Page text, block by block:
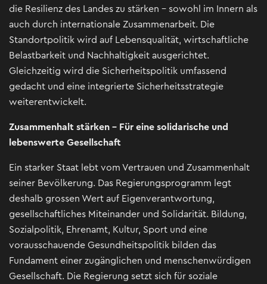
die Resilienz des Landes zu stärken - sowohl im Innern als
auch durch internationale Zusammenarbeit. Die
Standortpolitik wird auf Lebensqualität, wirtschaftliche
Belastbarkeit und Nachhaltigkeit ausgerichtet.
Gleichzeitig wird die Sicherheitspolitik umfassend
gedacht und eine integrierte Sicherheitsstrategie
weiterentwickelt.
Zusammenhalt stärken - Für eine solidarische und
lebenswerte Gesellschaft
Ein starker Staat lebt vom Vertrauen und Zusammenhalt
seiner Bevölkerung. Das Regierungsprogramm legt
deshalb grossen Wert auf Eigenverantwortung,
gesellschaftliches Miteinander und Solidarität. Bildung,
Sozialpolitik, Ehrenamt, Kultur, Sport und eine
vorausschauende Gesundheitspolitik bilden das
Fundament einer zugänglichen und menschenwürdigen
Gesellschaft. Die Regierung setzt sich für soziale